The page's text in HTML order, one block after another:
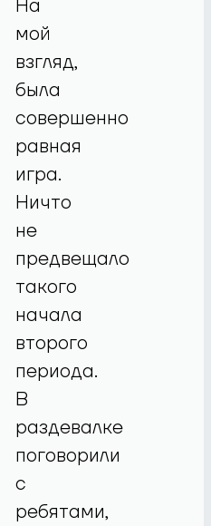
На
мой
взгляд,
была
совершенно
равная
игра.
Ничто
не
предвещало
такого
начала
второго
периода.
В
раздевалке
поговорили
с
ребятами,